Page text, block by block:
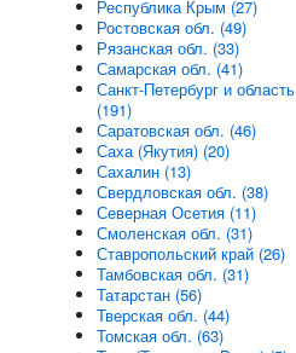
Республика Крым (27)
Ростовская обл. (49)
Рязанская обл. (33)
Самарская обл. (41)
Санкт-Петербург и область
(191)
Саратовская обл. (46)
Саха (Якутия) (20)
Сахалин (13)
Свердловская обл. (38)
Северная Осетия (11)
Смоленская обл. (31)
Ставропольский край (26)
Тамбовская обл. (31)
Татарстан (56)
Тверская обл. (44)
Томская обл. (63)